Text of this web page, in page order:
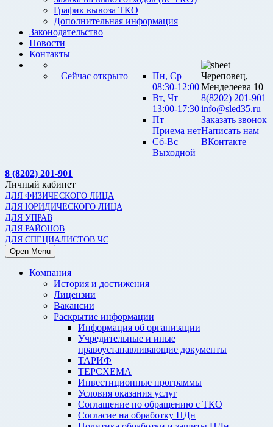
График вывоза ТКО
Дополнительная информация
Законодательство
Новости
Контакты
Сейчас открыто
Пн, Ср
08:30-12:00
Вт, Чт
13:00-17:30
Пт
Приема нет
Сб-Вс
Выходной
Череповец,
Менделеева 10
8(8202) 201-901
info@sled35.ru
Заказать звонок
Написать нам
ВКонтакте
8 (8202) 201-901
Личный кабинет
ДЛЯ ФИЗИЧЕСКОГО ЛИЦА
ДЛЯ ЮРИДИЧЕСКОГО ЛИЦА
ДЛЯ УПРАВ
ДЛЯ РАЙОНОВ
ДЛЯ СПЕЦИАЛИСТОВ ЧС
Open Menu
Компания
История и достижения
Лицензии
Вакансии
Раскрытие информации
Информация об организации
Учредительные и иные
правоустанавливающие документы
ТАРИФ
ТЕРСХЕМА
Инвестиционные программы
Условия оказания услуг
Соглашение по обращению с ТКО
Согласие на обработку ПДн